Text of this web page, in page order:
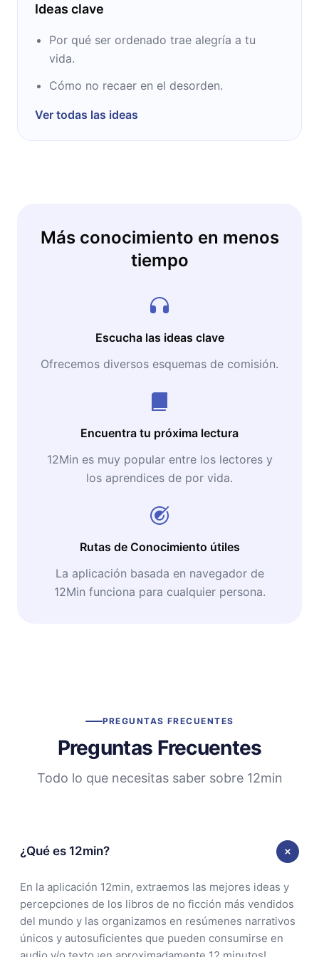
Ideas clave
Por qué ser ordenado trae alegría a tu
vida.
Cómo no recaer en el desorden.
Ver todas las ideas
Más conocimiento en menos
tiempo
Escucha las ideas clave
Ofrecemos diversos esquemas de comisión.
Encuentra tu próxima lectura
12Min es muy popular entre los lectores y
los aprendices de por vida.
Rutas de Conocimiento útiles
La aplicación basada en navegador de
12Min funciona para cualquier persona.
PREGUNTAS FRECUENTES
Preguntas Frecuentes
Todo lo que necesitas saber sobre 12min
¿Qué es 12min?
En la aplicación 12min, extraemos las mejores ideas y
percepciones de los libros de no ficción más vendidos
del mundo y las organizamos en resúmenes narrativos
únicos y autosuficientes que pueden consumirse en